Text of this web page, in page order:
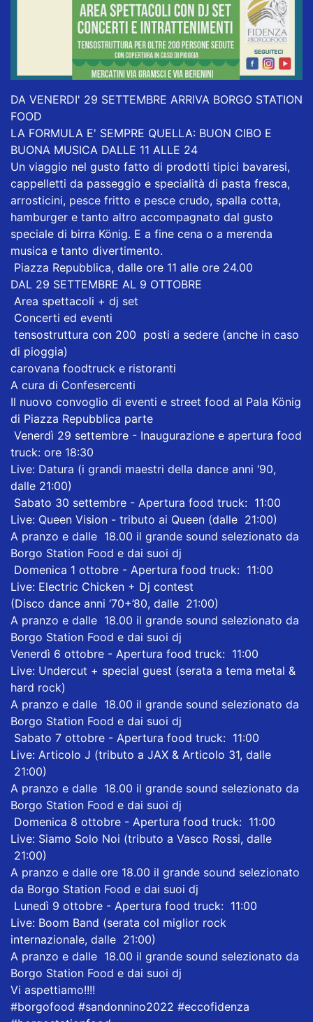
DA VENERDI' 29 SETTEMBRE ARRIVA BORGO STATION
FOOD
LA FORMULA E' SEMPRE QUELLA: BUON CIBO E
BUONA MUSICA DALLE 11 ALLE 24
Un viaggio nel gusto fatto di prodotti tipici bavaresi,
cappelletti da passeggio e specialità di pasta fresca,
arrosticini, pesce fritto e pesce crudo, spalla cotta,
hamburger e tanto altro accompagnato dal gusto
speciale di birra König. E a fine cena o a merenda
musica e tanto divertimento.
Piazza Repubblica, dalle ore 11 alle ore 24.00
DAL 29 SETTEMBRE AL 9 OTTOBRE
Area spettacoli + dj set
Concerti ed eventi
tensostruttura con 200 posti a sedere (anche in caso
di pioggia)
carovana foodtruck e ristoranti
A cura di Confesercenti
Il nuovo convoglio di eventi e street food al Pala König
di Piazza Repubblica parte
Venerdì 29 settembre - Inaugurazione e apertura food
truck: ore 18:30
Live: Datura (i grandi maestri della dance anni ‘90,
dalle 21:00)
Sabato 30 settembre - Apertura food truck: 11:00
Live: Queen Vision - tributo ai Queen (dalle 21:00)
A pranzo e dalle 18.00 il grande sound selezionato da
Borgo Station Food e dai suoi dj
Domenica 1 ottobre - Apertura food truck: 11:00
Live: Electric Chicken + Dj contest
(Disco dance anni ‘70+’80, dalle 21:00)
A pranzo e dalle 18.00 il grande sound selezionato da
Borgo Station Food e dai suoi dj
Venerdì 6 ottobre - Apertura food truck: 11:00
Live: Undercut + special guest (serata a tema metal &
hard rock)
A pranzo e dalle 18.00 il grande sound selezionato da
Borgo Station Food e dai suoi dj
Sabato 7 ottobre - Apertura food truck: 11:00
Live: Articolo J (tributo a JAX & Articolo 31, dalle
21:00)
A pranzo e dalle 18.00 il grande sound selezionato da
Borgo Station Food e dai suoi dj
Domenica 8 ottobre - Apertura food truck: 11:00
Live: Siamo Solo Noi (tributo a Vasco Rossi, dalle
21:00)
A pranzo e dalle ore 18.00 il grande sound selezionato
da Borgo Station Food e dai suoi dj
Lunedì 9 ottobre - Apertura food truck: 11:00
Live: Boom Band (serata col miglior rock
internazionale, dalle 21:00)
A pranzo e dalle 18.00 il grande sound selezionato da
Borgo Station Food e dai suoi dj
Vi aspettiamo!!!!
#borgofood #sandonnino2022 #eccofidenza